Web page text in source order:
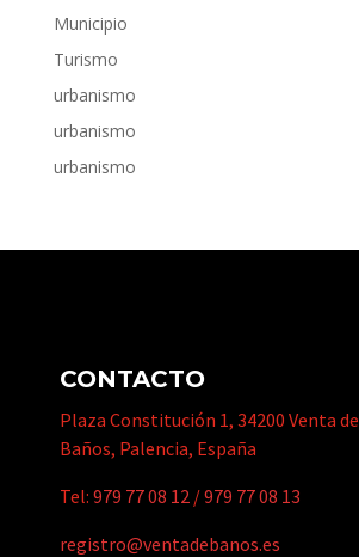
Municipio
Turismo
urbanismo
urbanismo
urbanismo
CONTACTO
Plaza Constitución 1, 34200 Venta de
Baños, Palencia, España
Tel: 979 77 08 12 /979 77 08 13
registro@ventadebanos.es